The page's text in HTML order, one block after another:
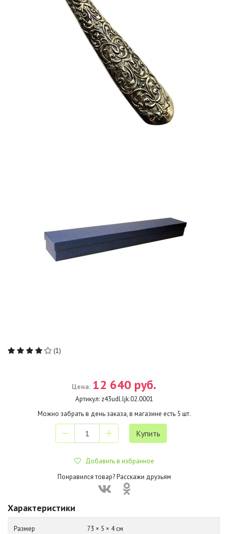
(1)
Цена: 12 640 руб.
Артикул: z43udl.ljk.02.0001
Можно забрать в день заказа, в магазине есть 5 шт.
Добавить в избранное
Понравился товар? Расскажи друзьям
Характеристики
Размер 73 × 5 × 4 см